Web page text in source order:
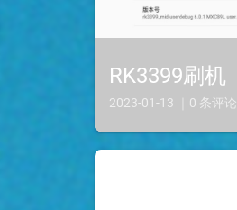
RK3399刷机
2023-01-13 ｜0 条评论